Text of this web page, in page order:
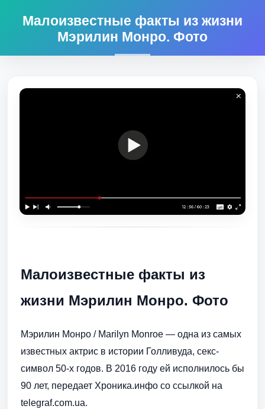
Малоизвестные факты из жизни
Мэрилин Монро. Фото
Малоизвестные факты из
жизни Мэрилин Монро. Фото
Мэрилин Монро / Marilyn Monroe — одна из самых
известных актрис в истории Голливуда, секс-
символ 50-х годов. В 2016 году ей исполнилось бы
90 лет, передает Хроника.инфо со ссылкой на
telegraf.com.ua.